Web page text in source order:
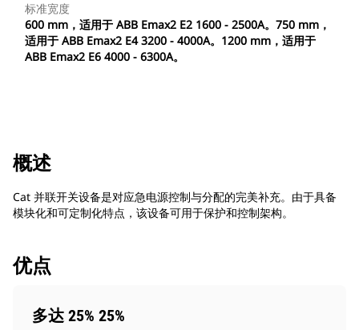
标准宽度
600 mm，适用于 ABB Emax2 E2 1600 - 2500A。750 mm，
适用于 ABB Emax2 E4 3200 - 4000A。1200 mm，适用于
ABB Emax2 E6 4000 - 6300A。
概述
Cat 并联开关设备是对应急电源控制与分配的完美补充。由于具备
模块化和可定制化特点，该设备可用于保护和控制架构。
优点
多达 25% 25%